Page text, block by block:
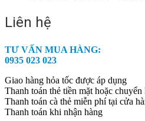
Liên hệ
TƯ VẤN MUA HÀNG:
0935 023 023
Giao hàng hỏa tốc được áp dụng
Thanh toán thẻ tiền mặt hoặc chuyển
Thanh toán cà thẻ miễn phí tại cửa
Thanh toán khi nhận hàng